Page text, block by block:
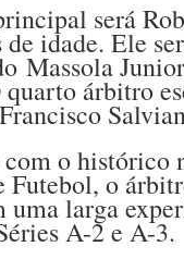
será
de idade. Ele
Massola
quarto árbitro
o histórico
Futebol, o
larga
A-2 e A-3.